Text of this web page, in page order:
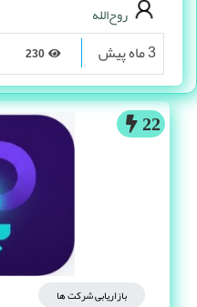
22
بازاریابی شرکت ها
روح‌الله
3 ماه پیش